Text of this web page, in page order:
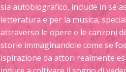
sia autobiografico, include in sé
letteratura e per la musica,
attraverso le opere e le canzoni
storie immaginandole come se
ispirazione da attori realmente